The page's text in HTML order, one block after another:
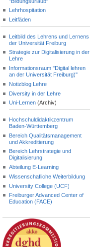
Lehrhospitation
Leitfäden
Leitbild des Lehrens und Lernens
der Universität Freiburg
Strategie zur Digitalisierung in der
Lehre
Informationsraum "Digital lehren
an der Universität Freiburg)"
Notizblog Lehre
Diversity in der Lehre
Uni-Lernen(Archiv)
Hochschuldidaktikzentrum
Baden-Württemberg
Bereich Qualitätsmanagement
und Akkreditierung
Bereich Lehrstrategie und
Digitalisierung
Abteilung E-Learning
Wissenschafliche Weiterbildung
University College (UCF)
Freiburger Advanced Center of
Education (FACE)